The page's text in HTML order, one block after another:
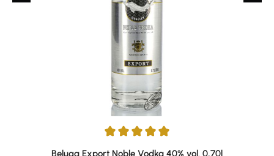
Durchschnittliche Bewertung von 4.92 von 5 Sternen
Beluga Export Noble Vodka 40% vol. 0,70l